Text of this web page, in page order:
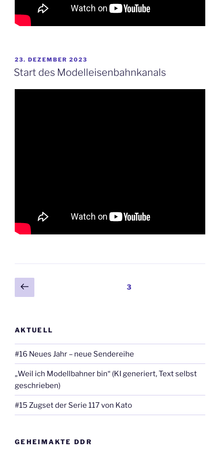
VERÖFFENTLICHT
AM
23. DEZEMBER 2023
Start des Modelleisenbahnkanals
Beitragsnavigation
Vorherige
Seite
Seite3
AKTUELL
#16 Neues Jahr – neue Sendereihe
„Weil ich Modellbahner bin“ (KI generiert, Text selbst
geschrieben)
#15 Zugset der Serie 117 von Kato
GEHEIMAKTE DDR